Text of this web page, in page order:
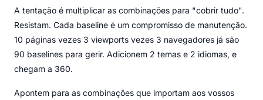
A tentação é multiplicar as combinações para "cobrir tudo".
Resistam. Cada baseline é um compromisso de manutenção.
10 páginas vezes 3 viewports vezes 3 navegadores já são
90 baselines para gerir. Adicionem 2 temas e 2 idiomas, e
chegam a 360.
Apontem para as combinações que importam aos vossos